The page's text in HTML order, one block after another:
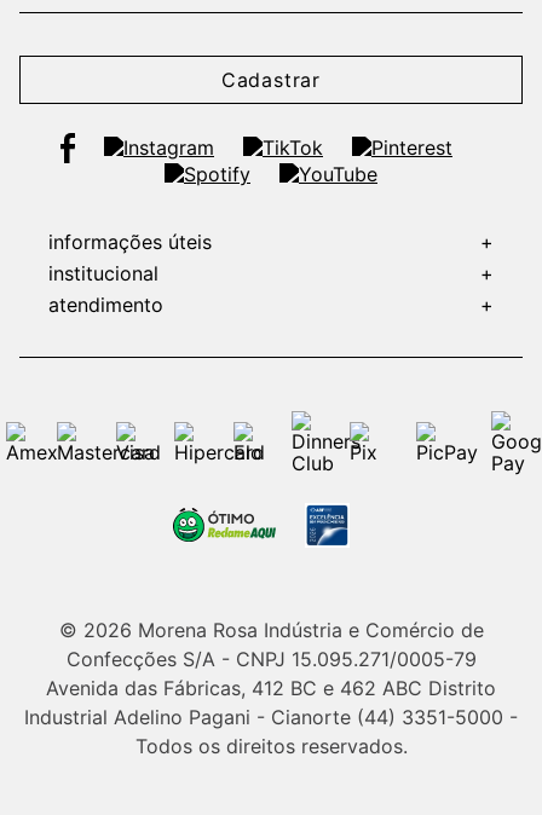
Cadastrar
informações úteis
+
institucional
+
atendimento
+
© 2026 Morena Rosa Indústria e Comércio de
Confecções S/A - CNPJ 15.095.271/0005-79
Avenida das Fábricas, 412 BC e 462 ABC Distrito
Industrial Adelino Pagani - Cianorte (44) 3351-5000 -
Todos os direitos reservados.